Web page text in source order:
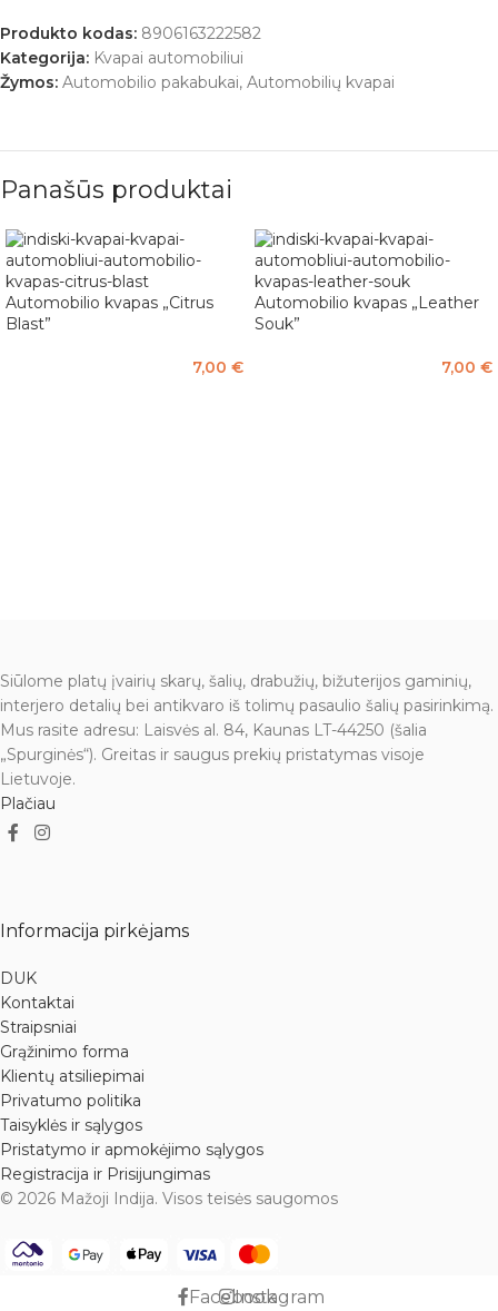
Produkto kodas: 8906163222582
Kategorija: Kvapai automobiliui
Žymos: Automobilio pakabukai, Automobilių kvapai
Panašūs produktai
Automobilio kvapas „Citrus
Blast”
7,00 €
Automobilio kvapas „Leather
Souk”
7,00 €
Siūlome platų įvairių skarų, šalių, drabužių, bižuterijos gaminių,
interjero detalių bei antikvaro iš tolimų pasaulio šalių pasirinkimą.
Mus rasite adresu: Laisvės al. 84, Kaunas LT-44250 (šalia
„Spurginės“). Greitas ir saugus prekių pristatymas visoje
Lietuvoje.
Plačiau
Informacija pirkėjams
DUK
Kontaktai
Straipsniai
Grąžinimo forma
Klientų atsiliepimai
Privatumo politika
Taisyklės ir sąlygos
Pristatymo ir apmokėjimo sąlygos
Registracija ir Prisijungimas
© 2026 Mažoji Indija. Visos teisės saugomos
FacebookInstagram